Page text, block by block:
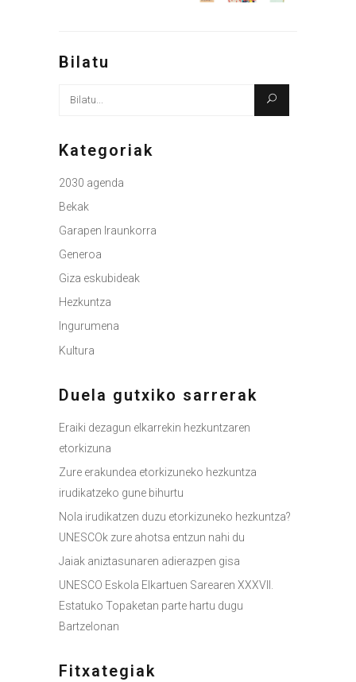
Bilatu
Bilatu
Kategoriak
2030 agenda
Bekak
Garapen Iraunkorra
Generoa
Giza eskubideak
Hezkuntza
Ingurumena
Kultura
Duela gutxiko sarrerak
Eraiki dezagun elkarrekin hezkuntzaren
etorkizuna
Zure erakundea etorkizuneko hezkuntza
irudikatzeko gune bihurtu
Nola irudikatzen duzu etorkizuneko hezkuntza?
UNESCOk zure ahotsa entzun nahi du
Jaiak aniztasunaren adierazpen gisa
UNESCO Eskola Elkartuen Sarearen XXXVII.
Estatuko Topaketan parte hartu dugu
Bartzelonan
Fitxategiak